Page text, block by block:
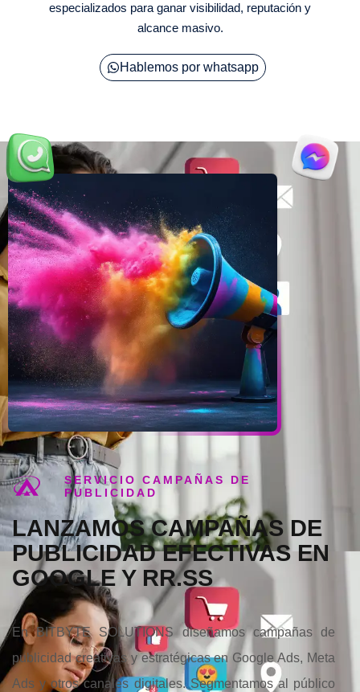
especializados para ganar visibilidad, reputación y
alcance masivo.
Hablemos por whatsapp
SERVICIO CAMPAÑAS DE
PUBLICIDAD
LANZAMOS CAMPAÑAS DE
PUBLICIDAD EFECTIVAS EN
GOOGLE Y RR.SS
En BITBYTE SOLUTIONS diseñamos campañas de
publicidad creativas y estratégicas en Google Ads, Meta
Ads y otros canales digitales. Segmentamos al público